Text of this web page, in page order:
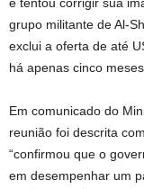
grupo militante de Al-
exclui a oferta de até
há apenas cinco meses.
Em comunicado do
reunião foi descrita
“confirmou que o
em desempenhar um